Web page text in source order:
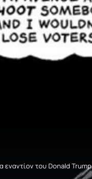
εναντίον του Donald Trump